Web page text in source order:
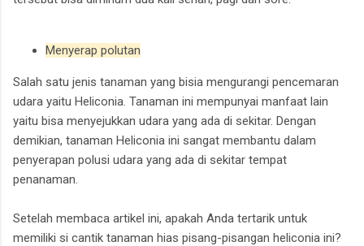
Menyerap polutan
Salah satu jenis tanaman yang bisia mengurangi pencemaran
udara yaitu Heliconia. Tanaman ini mempunyai manfaat lain
yaitu bisa menyejukkan udara yang ada di sekitar. Dengan
demikian, tanaman Heliconia ini sangat membantu dalam
penyerapan polusi udara yang ada di sekitar tempat
penanaman.
Setelah membaca artikel ini, apakah Anda tertarik untuk
memiliki si cantik tanaman hias pisang-pisangan heliconia ini?